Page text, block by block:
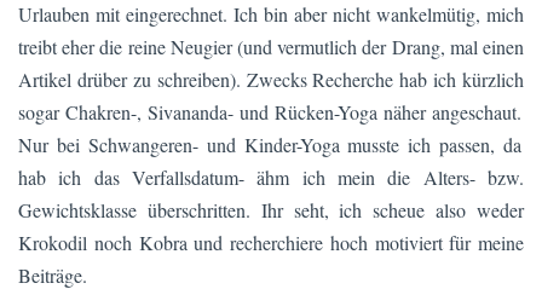
Urlauben mit eingerechnet. Ich bin aber nicht wankelmütig, mich
treibt eher die reine Neugier (und vermutlich der Drang, mal einen
Artikel drüber zu schreiben). Zwecks Recherche hab ich kürzlich
sogar Chakren-, Sivananda- und Rücken-Yoga näher angeschaut.
Nur bei Schwangeren- und Kinder-Yoga musste ich passen, da
hab ich das Verfallsdatum- ähm ich mein die Alters- bzw.
Gewichtsklasse überschritten. Ihr seht, ich scheue also weder
Krokodil noch Kobra und recherchiere hoch motiviert für meine
Beiträge.